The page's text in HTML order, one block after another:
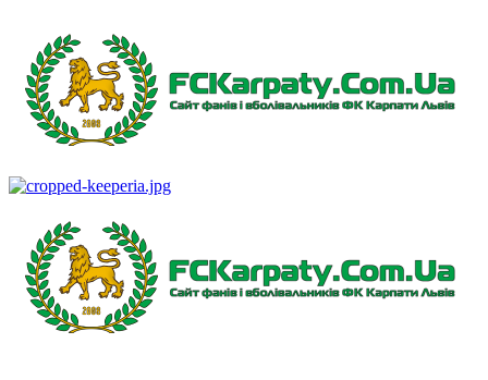
вмісту